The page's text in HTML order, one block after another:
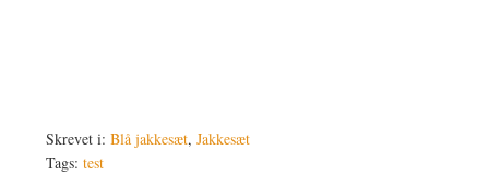
Skrevet i:Blå jakkesæt,Jakkesæt
Tags:test